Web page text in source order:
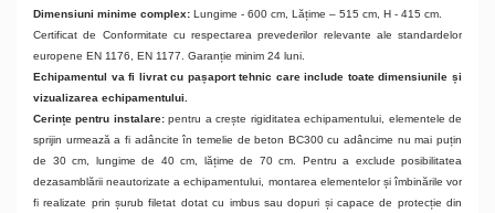
Dimensiuni minime complex: Lungime - 600 cm, Lățime – 515 cm, H - 415 cm.
Certificat de Conformitate cu respectarea prevederilor relevante ale standardelor
europene EN 1176, EN 1177. Garanție minim 24 luni.
Echipamentul va fi livrat cu pașaport tehnic care include toate dimensiunile și
vizualizarea echipamentului.
Cerințe pentru instalare:pentru a crește rigiditatea echipamentului, elementele de
sprijin urmează a fi adâncite în temelie de beton BC300 cu adâncime nu mai puțin
de 30 cm, lungime de 40 cm, lățime de 70 cm. Pentru a exclude posibilitatea
dezasamblării neautorizate a echipamentului, montarea elementelor și îmbinările vor
fi realizate prin șurub filetat dotat cu imbus sau dopuri și capace de protecție din